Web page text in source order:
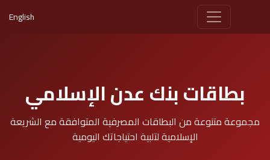
English
بطاقات بنك عدن الإسلامي
مجموعة متنوعة من البطاقات المصرفية المتوافقة مع الشريعة
الإسلامية لتلبية احتياجاتك اليومية